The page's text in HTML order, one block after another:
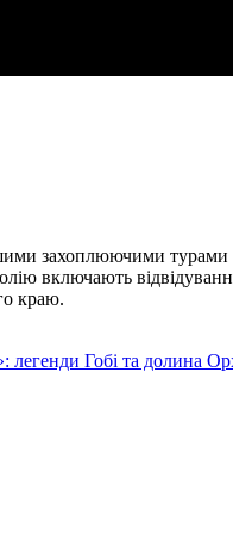
захоплюючими турами
включають
краю.
легенди Гобі та долина